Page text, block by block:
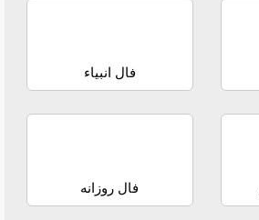
فال انبیاء
فال روزانه